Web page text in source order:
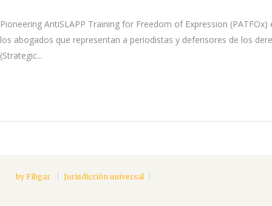
Pioneering AntiSLAPP Training for Freedom of Expression
los abogados que representan a periodistas y defensores de los
(Strategic...
by Fibgar Jurisdicción universal